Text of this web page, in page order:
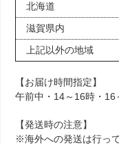
北海道
滋賀県内
上記以外の地域
【お届け時間指定】
午前中・14～16時・
【発送時の注意】
※海外への発送は行っ